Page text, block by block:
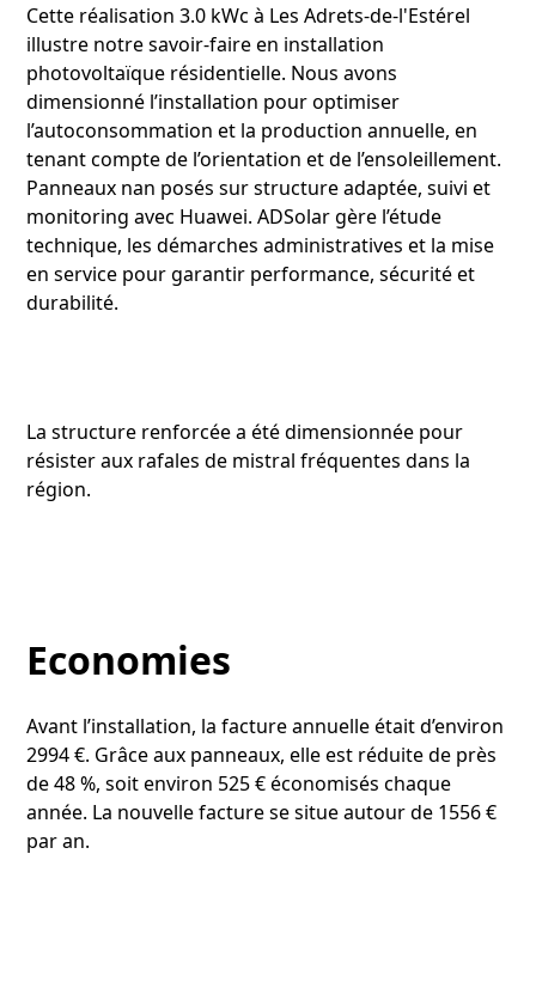
Cette réalisation 3.0 kWc à Les Adrets-de-l'Estérel
illustre notre savoir‑faire en installation
photovoltaïque résidentielle. Nous avons
dimensionné l’installation pour optimiser
l’autoconsommation et la production annuelle, en
tenant compte de l’orientation et de l’ensoleillement.
Panneaux nan posés sur structure adaptée, suivi et
monitoring avec Huawei. ADSolar gère l’étude
technique, les démarches administratives et la mise
en service pour garantir performance, sécurité et
durabilité.
La structure renforcée a été dimensionnée pour
résister aux rafales de mistral fréquentes dans la
région.
Economies
Avant l’installation, la facture annuelle était d’environ
2994 €. Grâce aux panneaux, elle est réduite de près
de 48 %, soit environ 525 € économisés chaque
année. La nouvelle facture se situe autour de 1556 €
par an.